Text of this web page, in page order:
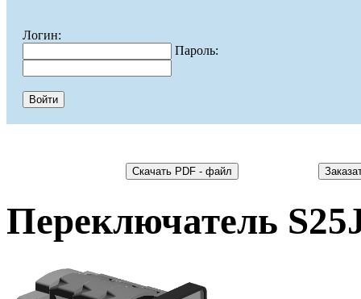
Логин:
Пароль:
Переключатель